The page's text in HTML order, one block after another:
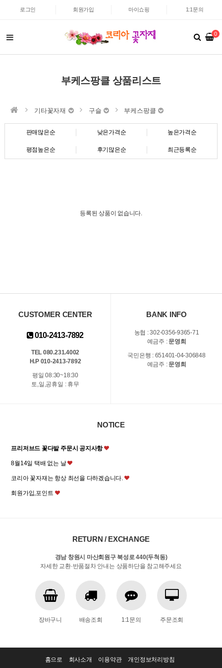
로그인 회원가입 마이쇼핑 1:1문의
0
부케스팡클 상품리스트
기타꽃자재 구슬 부케스팡클
판매많은순 낮은가격순 높은가격순
평점높은순 후기많은순 최근등록순
등록된 상품이 없습니다.
CUSTOMER CENTER
010-2413-7892
TEL 080.231.4002
H.P 010-2413-7892
평일 08:30~18:30
토,일,공휴일 : 휴무
BANK INFO
농협 : 302-0356-9365-71
예금주 : 문영희
국민은행 : 651401-04-306848
예금주 : 문영희
NOTICE
프리저브드 꽃다발 주문시 공지사항
8월14일 택배 없는 날
코리아 꽃자재는 항상 최선을 다하겠습니다.
회원가입,포인트
RETURN / EXCHANGE
경남 창원시 마산회원구 북성로 440(두척동)
자세한 교환·반품절차 안내는 상품하단을 참고해주세요
장바구니 배송조회 1:1문의 주문조회
홈으로 회사소개 이용약관 개인정보처리방침